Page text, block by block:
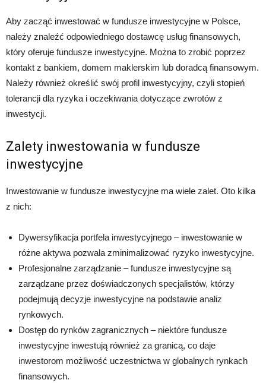
Aby zacząć inwestować w fundusze inwestycyjne w Polsce,
należy znaleźć odpowiedniego dostawcę usług finansowych,
który oferuje fundusze inwestycyjne. Można to zrobić poprzez
kontakt z bankiem, domem maklerskim lub doradcą finansowym.
Należy również określić swój profil inwestycyjny, czyli stopień
tolerancji dla ryzyka i oczekiwania dotyczące zwrotów z
inwestycji.
Zalety inwestowania w fundusze
inwestycyjne
Inwestowanie w fundusze inwestycyjne ma wiele zalet. Oto kilka
z nich:
Dywersyfikacja portfela inwestycyjnego – inwestowanie w
różne aktywa pozwala zminimalizować ryzyko inwestycyjne.
Profesjonalne zarządzanie – fundusze inwestycyjne są
zarządzane przez doświadczonych specjalistów, którzy
podejmują decyzje inwestycyjne na podstawie analiz
rynkowych.
Dostęp do rynków zagranicznych – niektóre fundusze
inwestycyjne inwestują również za granicą, co daje
inwestorom możliwość uczestnictwa w globalnych rynkach
finansowych.